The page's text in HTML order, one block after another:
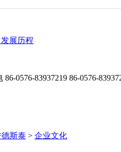
发展历程
86-0576-83937219 86-0576-
德斯泰 > 企业文化